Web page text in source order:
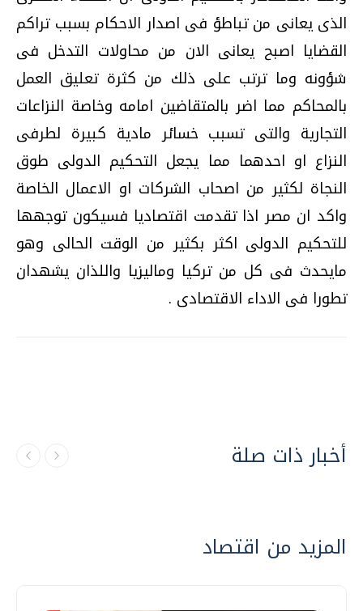
الذى يعانى من تباطؤ فى اصدار الاحكام بسبب تراكم
القضايا اصبح يعانى الان من محاولات التدخل فى
شؤونه وما ترتب على ذلك من كثرة تعليق العمل
بالمحاكم مما اضر بالمتقاضين امامه وخاصة النزاعات
التجارية والتى تسبب خسائر مادية كبيرة لطرفى
النزاع او احدهما مما يجعل التحكيم الدولى طوق
النجاة لكثير من اصحاب الشركات او الاعمال الخاصة
واكد ان مصر اذا تقدمت اقتصاديا فسيكون توجهها
للتحكيم الدولى اكثر بكثير من الوقت الحالى وهو
مايحدث فى كل من تركيا وماليزيا واللذان يشهدان
تطورا فى الاداء الاقتصادى .
أخبار ذات صلة
المزيد من اقتصاد